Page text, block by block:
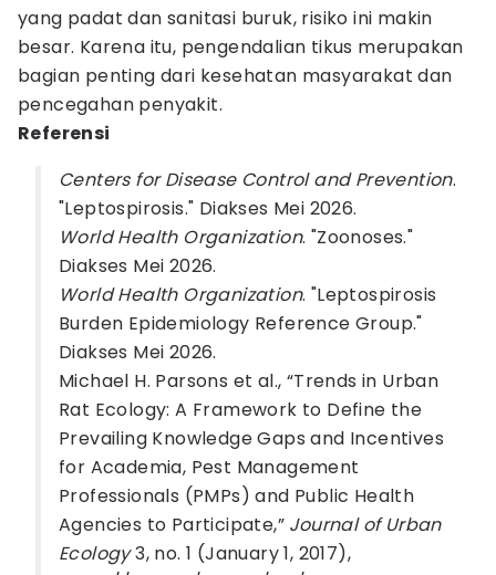
yang padat dan sanitasi buruk, risiko ini makin
besar. Karena itu, pengendalian tikus merupakan
bagian penting dari kesehatan masyarakat dan
pencegahan penyakit.
Referensi
Centers for Disease Control and Prevention.
"Leptospirosis." Diakses Mei 2026.
World Health Organization. "Zoonoses."
Diakses Mei 2026.
World Health Organization. "Leptospirosis
Burden Epidemiology Reference Group."
Diakses Mei 2026.
Michael H. Parsons et al., “Trends in Urban
Rat Ecology: A Framework to Define the
Prevailing Knowledge Gaps and Incentives
for Academia, Pest Management
Professionals (PMPs) and Public Health
Agencies to Participate,” Journal of Urban
Ecology3, no. 1 (January 1, 2017),